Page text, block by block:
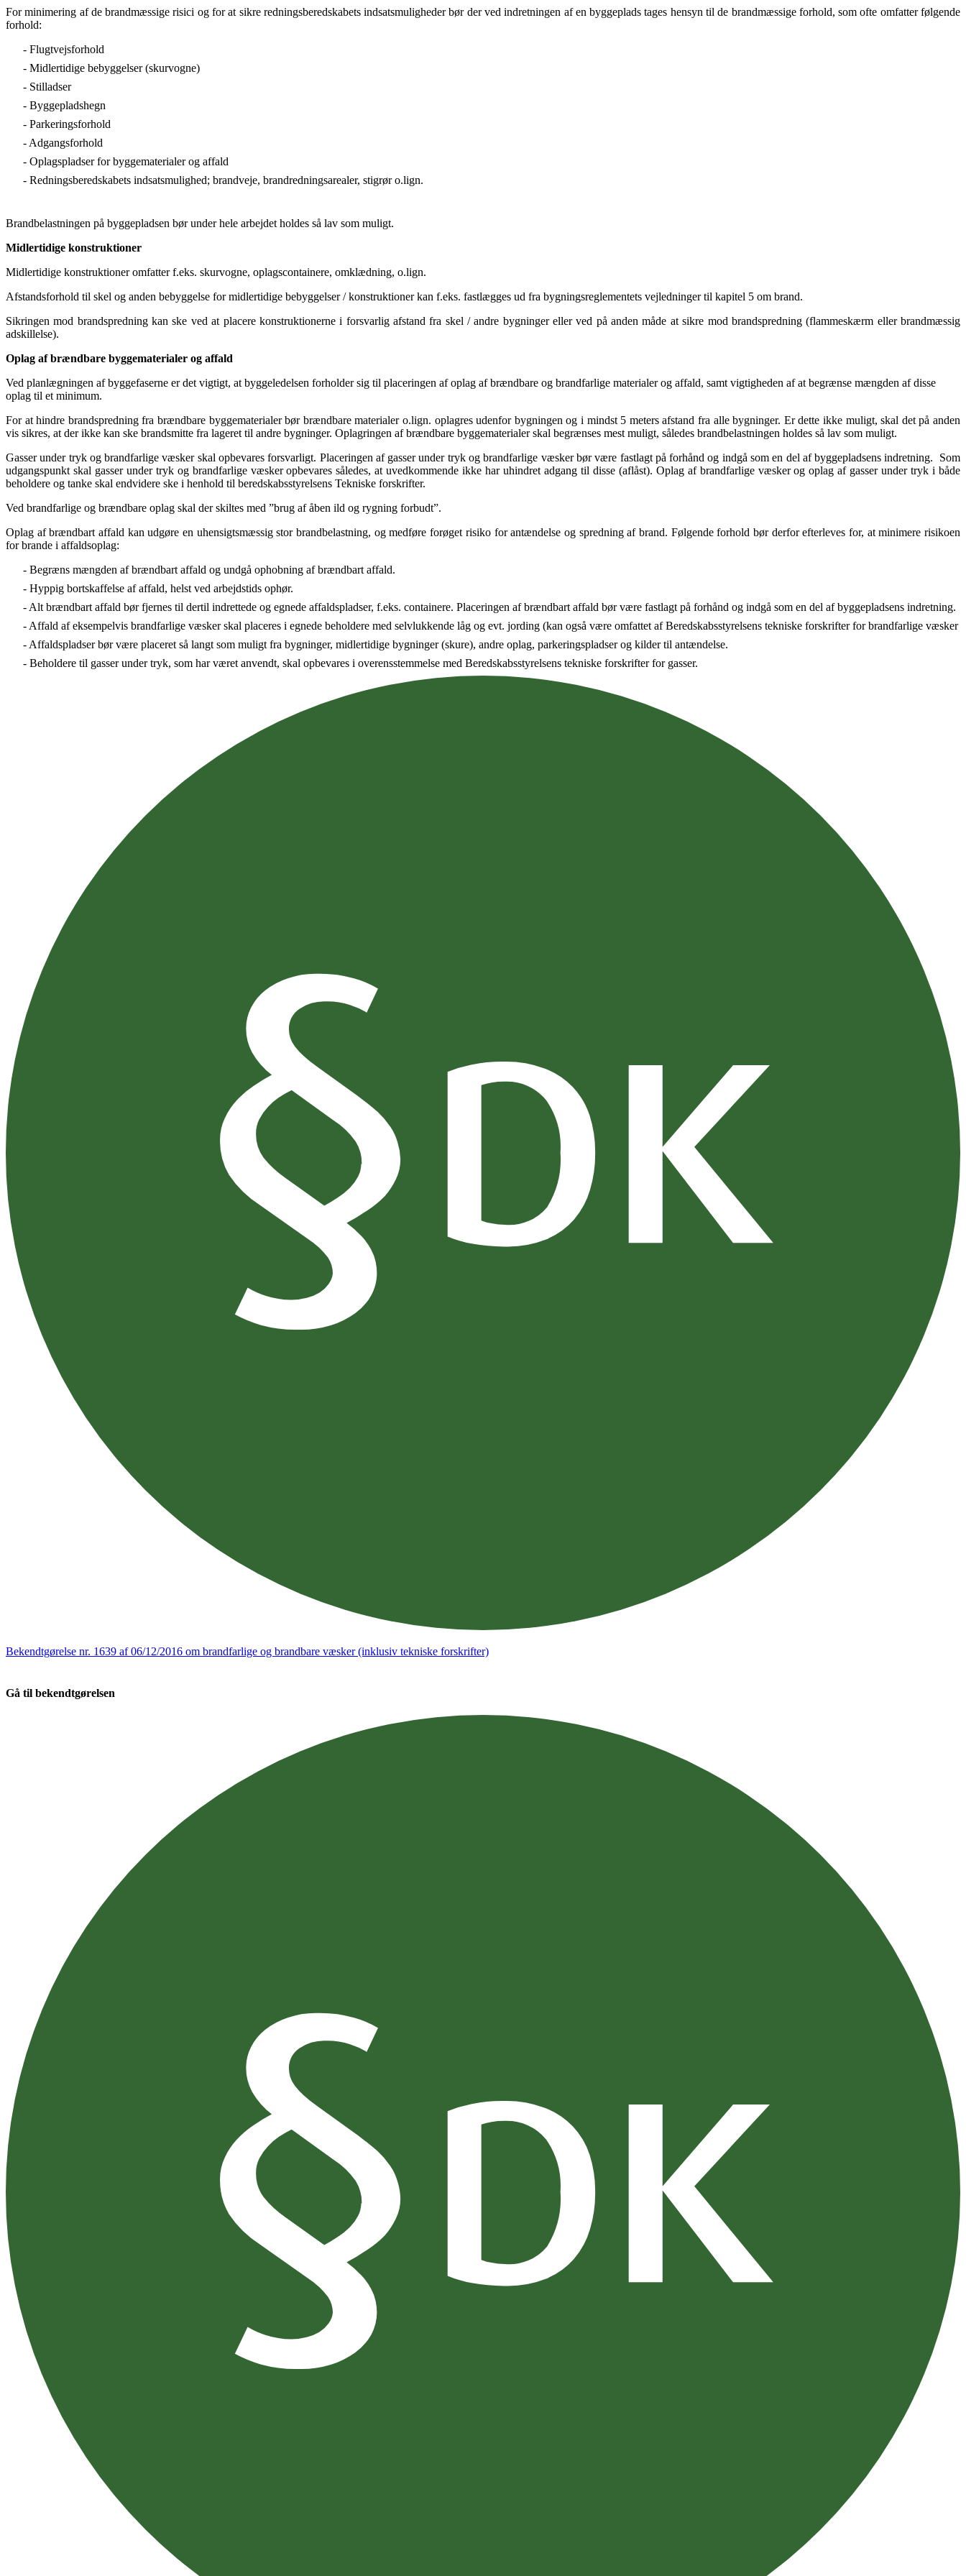
For minimering af de brandmæssige risici og for at sikre redningsberedskabets indsatsmuligheder bør der ved indretningen af en byggeplads tages hensyn til de brandmæssige forhold, som ofte omfatter følgende
forhold:
- Flugtvejsforhold
- Midlertidige bebyggelser (skurvogne)
- Stilladser
- Byggepladshegn
- Parkeringsforhold
- Adgangsforhold
- Oplagspladser for byggematerialer og affald
- Redningsberedskabets indsatsmulighed; brandveje, brandredningsarealer, stigrør o.lign.
Brandbelastningen på byggepladsen bør under hele arbejdet holdes så lav som muligt.
Midlertidige konstruktioner
Midlertidige konstruktioner omfatter f.eks. skurvogne, oplagscontainere, omklædning, o.lign.
Afstandsforhold til skel og anden bebyggelse for midlertidige bebyggelser / konstruktioner kan f.eks. fastlægges ud fra bygningsreglementets vejledninger til kapitel 5 om brand.
Sikringen mod brandspredning kan ske ved at placere konstruktionerne i forsvarlig afstand fra skel / andre bygninger eller ved på anden måde at sikre mod brandspredning (flammeskærm eller brandmæssig
adskillelse).
Oplag af brændbare byggematerialer og affald
Ved planlægningen af byggefaserne er det vigtigt, at byggeledelsen forholder sig til placeringen af oplag af brændbare og brandfarlige materialer og affald, samt vigtigheden af at begrænse mængden af disse
oplag til et minimum.
For at hindre brandspredning fra brændbare byggematerialer bør brændbare materialer o.lign. oplagres udenfor bygningen og i mindst 5 meters afstand fra alle bygninger. Er dette ikke muligt, skal det på anden
vis sikres, at der ikke kan ske brandsmitte fra lageret til andre bygninger. Oplagringen af brændbare byggematerialer skal begrænses mest muligt, således brandbelastningen holdes så lav som muligt.
Gasser under tryk og brandfarlige væsker skal opbevares forsvarligt. Placeringen af gasser under tryk og brandfarlige væsker bør være fastlagt på forhånd og indgå som en del af byggepladsens indretning. Som
udgangspunkt skal gasser under tryk og brandfarlige væsker opbevares således, at uvedkommende ikke har uhindret adgang til disse (aflåst). Oplag af brandfarlige væsker og oplag af gasser under tryk i både
beholdere og tanke skal endvidere ske i henhold til beredskabsstyrelsens Tekniske forskrifter.
Ved brandfarlige og brændbare oplag skal der skiltes med ”brug af åben ild og rygning forbudt”.
Oplag af brændbart affald kan udgøre en uhensigtsmæssig stor brandbelastning, og medføre forøget risiko for antændelse og spredning af brand. Følgende forhold bør derfor efterleves for, at minimere risikoen
for brande i affaldsoplag:
- Begræns mængden af brændbart affald og undgå ophobning af brændbart affald.
- Hyppig bortskaffelse af affald, helst ved arbejdstids ophør.
- Alt brændbart affald bør fjernes til dertil indrettede og egnede affaldspladser, f.eks. containere. Placeringen af brændbart affald bør være fastlagt på forhånd og indgå som en del af byggepladsens indretning.
- Affald af eksempelvis brandfarlige væsker skal placeres i egnede beholdere med selvlukkende låg og evt. jording (kan også være omfattet af Beredskabsstyrelsens tekniske forskrifter for brandfarlige væsker
- Affaldspladser bør være placeret så langt som muligt fra bygninger, midlertidige bygninger (skure), andre oplag, parkeringspladser og kilder til antændelse.
- Beholdere til gasser under tryk, som har været anvendt, skal opbevares i overensstemmelse med Beredskabsstyrelsens tekniske forskrifter for gasser.
Bekendtgørelse nr. 1639 af 06/12/2016 om brandfarlige og brandbare væsker (inklusiv tekniske forskrifter)
Gå til bekendtgørelsen